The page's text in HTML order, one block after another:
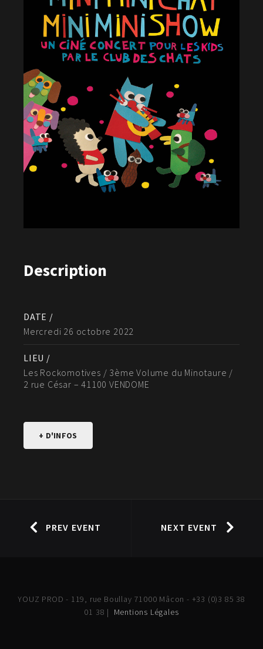
Description
DATE /
Mercredi 26 octobre 2022
LIEU /
Les Rockomotives / 3ème Volume du Minotaure /
2 rue César – 41100 VENDOME
+ D'INFOS
PREV EVENT NEXT EVENT
YOUZ PROD - 119, rue Boullay 71000 Mâcon - +33 (0)3 85 38
01 38 | Mentions Légales